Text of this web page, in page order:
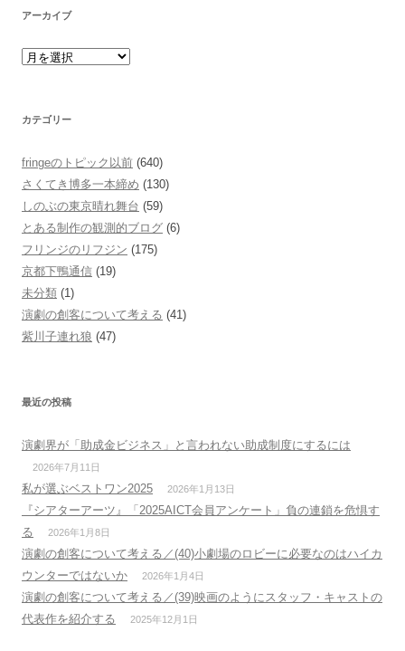
アーカイブ
カテゴリー
fringeのトピック以前 (640)
さくてき博多一本締め (130)
しのぶの東京晴れ舞台 (59)
とある制作の観測的ブログ (6)
フリンジのリフジン (175)
京都下鴨通信 (19)
未分類 (1)
演劇の創客について考える (41)
紫川子連れ狼 (47)
最近の投稿
演劇界が「助成金ビジネス」と言われない助成制度にするには
2026年7月11日
私が選ぶベストワン2025 2026年1月13日
『シアターアーツ』「2025AICT会員アンケート」負の連鎖を危惧す
る
2026年1月8日
演劇の創客について考える／(40)小劇場のロビーに必要なのはハイカ
ウンターではないか
2026年1月4日
演劇の創客について考える／(39)映画のようにスタッフ・キャストの
代表作を紹介する
2025年12月1日